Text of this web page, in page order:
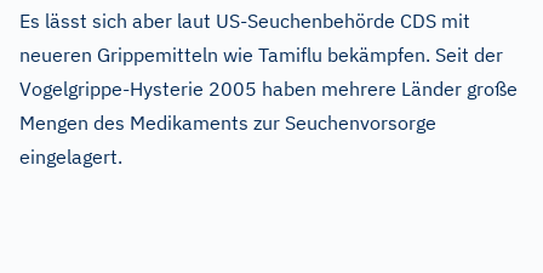
Es lässt sich aber laut US-Seuchenbehörde CDS mit
neueren Grippemitteln wie Tamiflu bekämpfen. Seit der
Vogelgrippe-Hysterie 2005 haben mehrere Länder große
Mengen des Medikaments zur Seuchenvorsorge
eingelagert.